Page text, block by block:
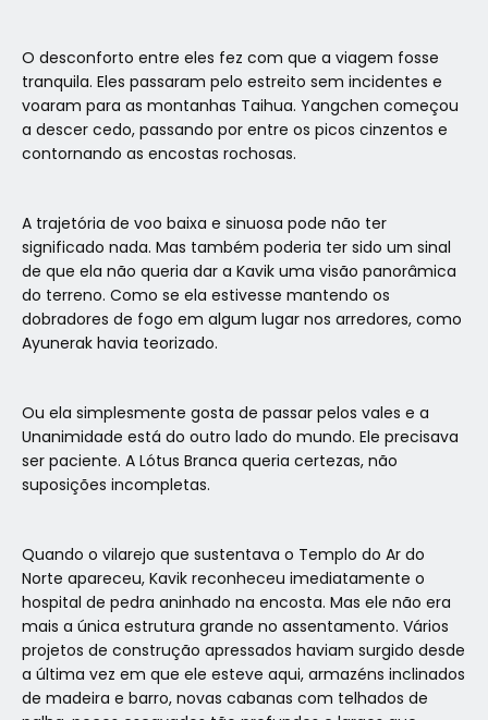
O desconforto entre eles fez com que a viagem fosse
tranquila. Eles passaram pelo estreito sem incidentes e
voaram para as montanhas Taihua. Yangchen começou
a descer cedo, passando por entre os picos cinzentos e
contornando as encostas rochosas.
A trajetória de voo baixa e sinuosa pode não ter
significado nada. Mas também poderia ter sido um sinal
de que ela não queria dar a Kavik uma visão panorâmica
do terreno. Como se ela estivesse mantendo os
dobradores de fogo em algum lugar nos arredores, como
Ayunerak havia teorizado.
Ou ela simplesmente gosta de passar pelos vales e a
Unanimidade está do outro lado do mundo. Ele precisava
ser paciente. A Lótus Branca queria certezas, não
suposições incompletas.
Quando o vilarejo que sustentava o Templo do Ar do
Norte apareceu, Kavik reconheceu imediatamente o
hospital de pedra aninhado na encosta. Mas ele não era
mais a única estrutura grande no assentamento. Vários
projetos de construção apressados haviam surgido desde
a última vez em que ele esteve aqui, armazéns inclinados
de madeira e barro, novas cabanas com telhados de